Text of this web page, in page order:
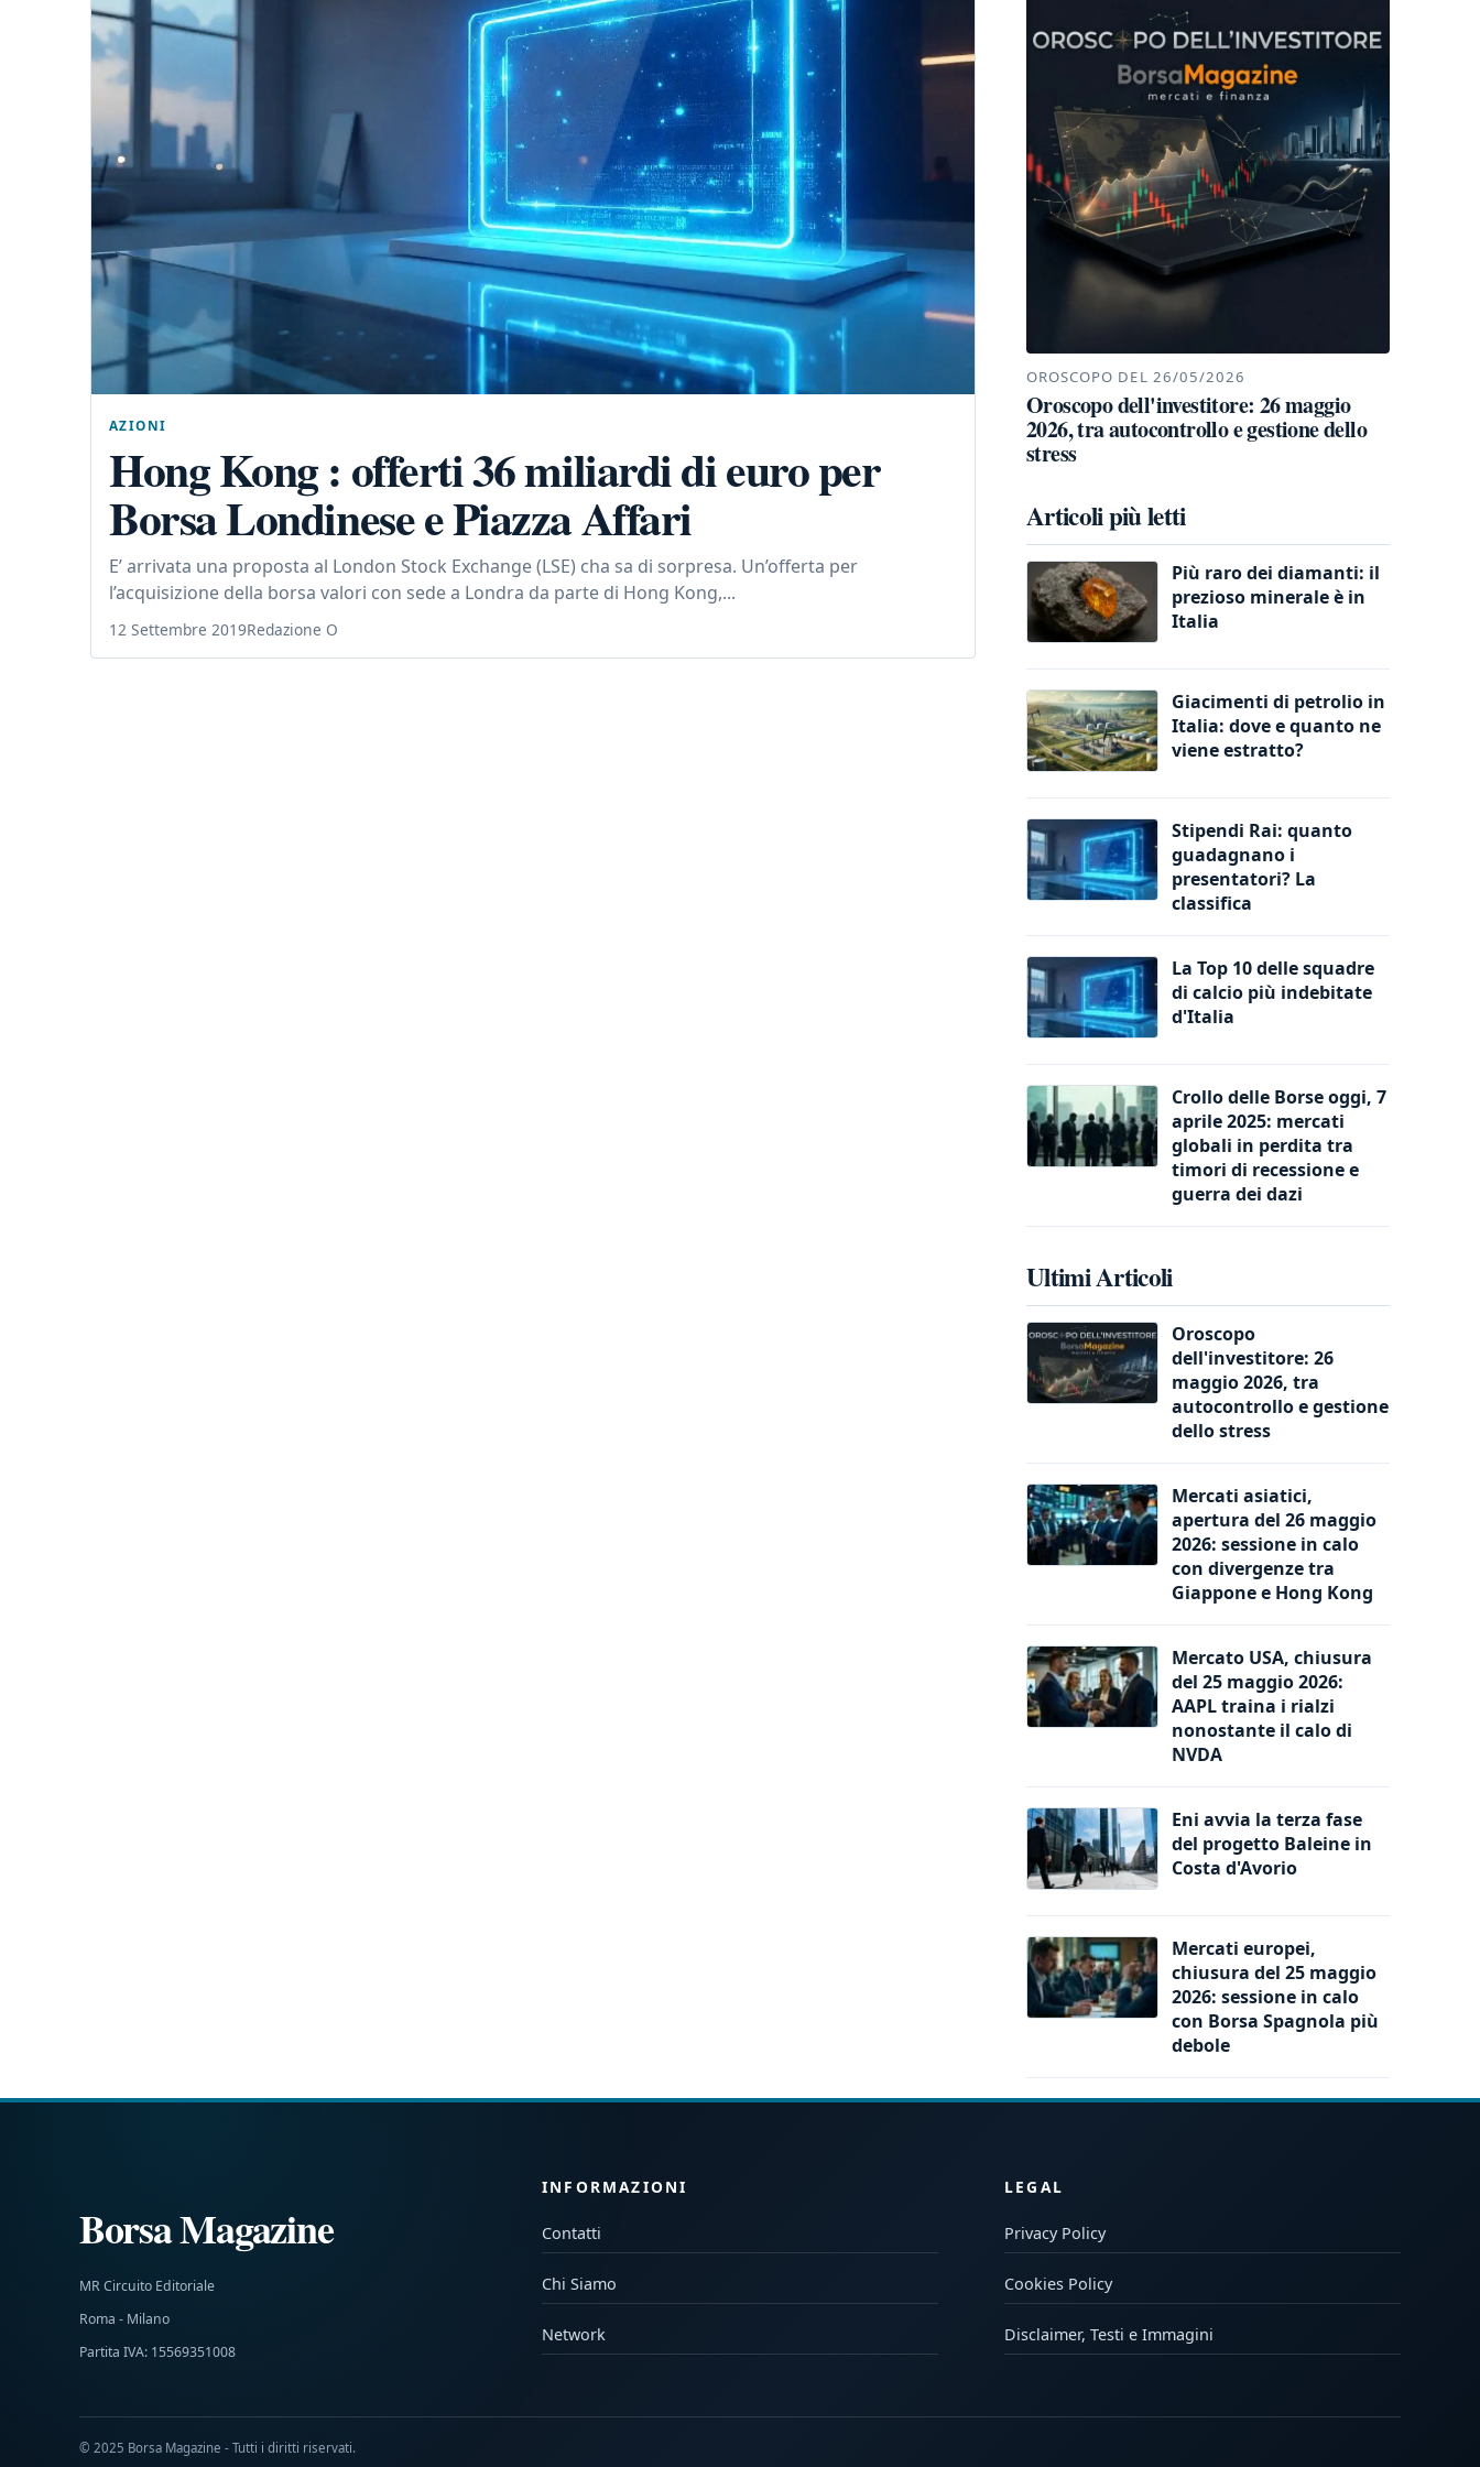
AZIONI
Hong Kong : offerti 36 miliardi di euro per
Borsa Londinese e Piazza Affari
E’ arrivata una proposta al London Stock Exchange (LSE) cha sa di sorpresa. Un’offerta per
l’acquisizione della borsa valori con sede a Londra da parte di Hong Kong,...
12 Settembre 2019Redazione O
OROSCOPO DEL 26/05/2026
Oroscopo dell'investitore: 26 maggio
2026, tra autocontrollo e gestione dello
stress
Articoli più letti
Più raro dei diamanti: il
prezioso minerale è in
Italia
Giacimenti di petrolio in
Italia: dove e quanto ne
viene estratto?
Stipendi Rai: quanto
guadagnano i
presentatori? La
classifica
La Top 10 delle squadre
di calcio più indebitate
d'Italia
Crollo delle Borse oggi, 7
aprile 2025: mercati
globali in perdita tra
timori di recessione e
guerra dei dazi
Ultimi Articoli
Oroscopo
dell'investitore: 26
maggio 2026, tra
autocontrollo e gestione
dello stress
Mercati asiatici,
apertura del 26 maggio
2026: sessione in calo
con divergenze tra
Giappone e Hong Kong
Mercato USA, chiusura
del 25 maggio 2026:
AAPL traina i rialzi
nonostante il calo di
NVDA
Eni avvia la terza fase
del progetto Baleine in
Costa d'Avorio
Mercati europei,
chiusura del 25 maggio
2026: sessione in calo
con Borsa Spagnola più
debole
Borsa Magazine
MR Circuito Editoriale
Roma - Milano
Partita IVA: 15569351008
INFORMAZIONI
Contatti
Chi Siamo
Network
LEGAL
Privacy Policy
Cookies Policy
Disclaimer, Testi e Immagini
© 2025 Borsa Magazine - Tutti i diritti riservati.